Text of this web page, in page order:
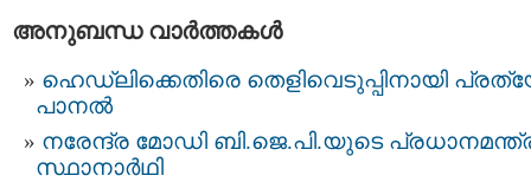
അനുബന്ധ വാര്‍ത്തകള്‍
ഹെഡ്‌ലിക്കെതിരെ തെളിവെടുപ്പിനായി
പാനല്‍
നരേന്ദ്ര മോഡി ബി.ജെ.പി.യുടെ
സ്ഥാനാര്‍ഥി